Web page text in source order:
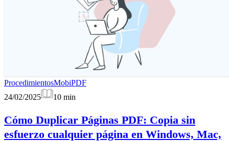
ProcedimientosMobiPDF
24/02/2025
10 min
Cómo Duplicar Páginas PDF: Copia sin
esfuerzo cualquier página en Windows, Mac,